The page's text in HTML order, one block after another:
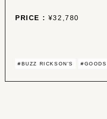
PRICE : ¥32,780
#BUZZ RICKSON'S #GOODS